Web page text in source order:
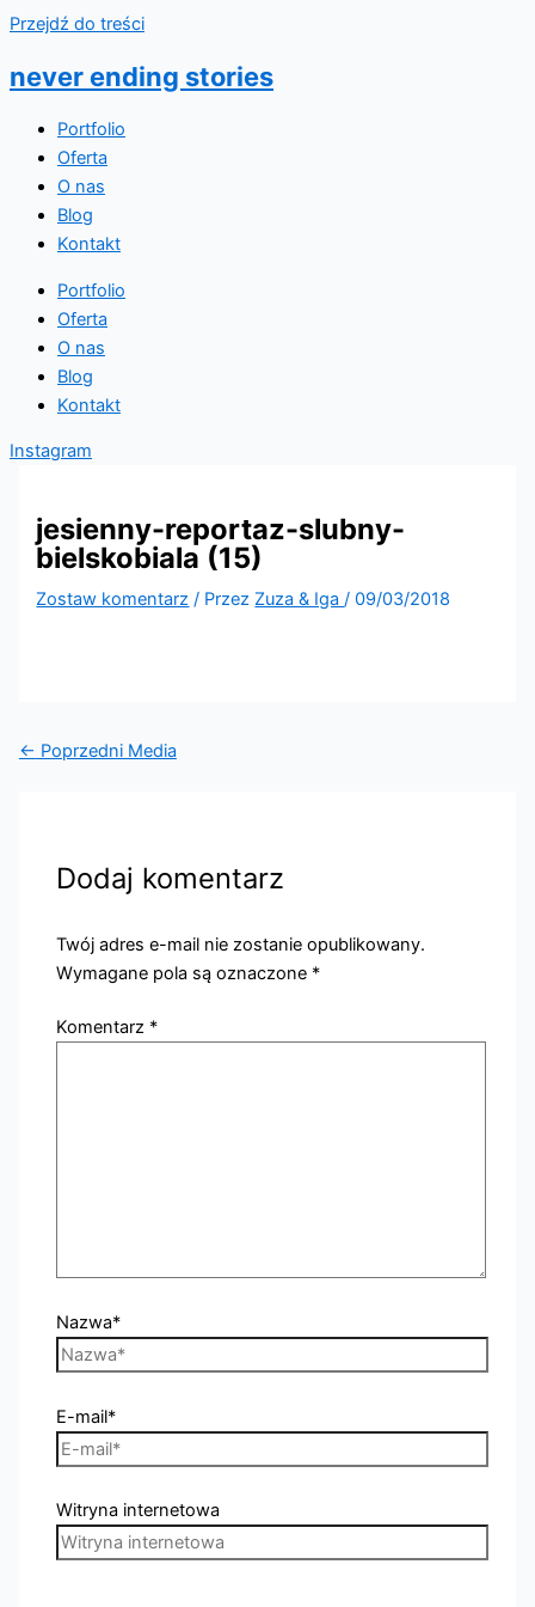
Przejdź do treści
never ending stories
Portfolio
Oferta
O nas
Blog
Kontakt
Portfolio
Oferta
O nas
Blog
Kontakt
Instagram
jesienny-reportaz-slubny-
bielskobiala (15)
Zostaw komentarz / Przez Zuza & Iga/09/03/2018
← Poprzedni Media
Dodaj komentarz
Twój adres e-mail nie zostanie opublikowany.
Wymagane pola są oznaczone *
Komentarz *
Nazwa*
E-mail*
Witryna internetowa